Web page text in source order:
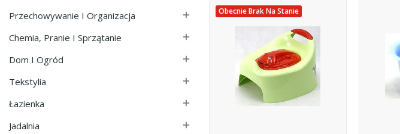
Przechowywanie I Organizacja 
Chemia, Pranie I Sprzątanie 
Dom I Ogród 
Tekstylia 
Łazienka 
Jadalnia 
Obecnie Brak Na Stanie